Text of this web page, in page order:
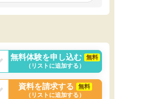
と感じました。
無料体験を申し込む
無料
（リストに追加する）
資料を請求する
無料
（リストに追加する）